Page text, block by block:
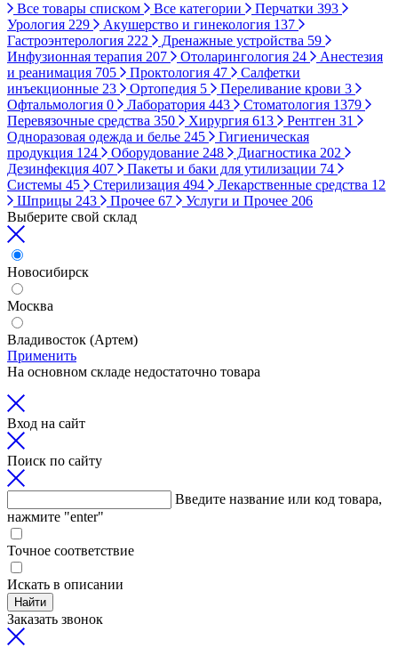
Все товары списком Все категории Перчатки 393
Урология 229 Акушерство и гинекология 137
Гастроэнтерология 222 Дренажные устройства 59
Инфузионная терапия 207 Отоларингология 24
Анестезия
и реанимация 705 Проктология 47
Салфетки
инъекционные 23 Ортопедия 5 Переливание крови 3
Офтальмология 0 Лаборатория 443 Стоматология 1379
Перевязочные средства 350 Хирургия 613 Рентген 31
Одноразовая одежда и белье 245
Гигиеническая
продукция 124 Оборудование 248 Диагностика 202
Дезинфекция 407 Пакеты и баки для утилизации 74
Системы 45 Стерилизация 494 Лекарственные средства 12
Шприцы 243 Прочее 67 Услуги и Прочее 206
Выберите свой склад
Новосибирск
Москва
Владивосток (Артем)
Применить
На основном складе недостаточно товара
Вход на сайт
Поиск по сайту
Введите название или код товара,
нажмите "enter"
Точное соответствие
Искать в описании
Найти
Заказать звонок